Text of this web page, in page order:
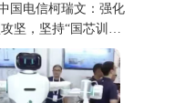
国电信柯瑞文：强化
坚，坚持“国芯训国
模”